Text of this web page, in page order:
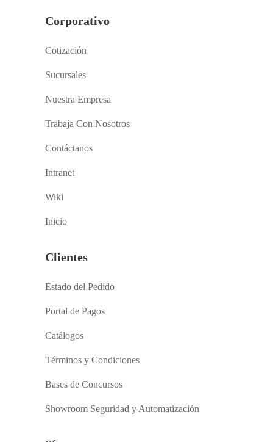
Corporativo
Cotización
Sucursales
Nuestra Empresa
Trabaja Con Nosotros
Contáctanos
Intranet
Wiki
Inicio
Clientes
Estado del Pedido
Portal de Pagos
Catálogos
Términos y Condiciones
Bases de Concursos
Showroom Seguridad y Automatización